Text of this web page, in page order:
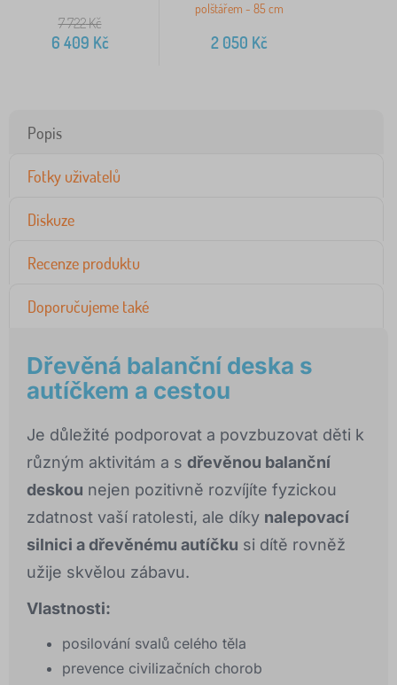
7 722Kč
6 409 Kč
polštářem - 85 cm
2 050 Kč
Popis
Fotky uživatelů
Diskuze
Recenze produktu
Doporučujeme také
Dřevěná balanční deska s
autíčkem a cestou
Je důležité podporovat a povzbuzovat děti k
různým aktivitám a s dřevěnou balanční
deskou nejen pozitivně rozvíjíte fyzickou
zdatnost vaší ratolesti, ale díky nalepovací
silnici a dřevěnému autíčku si dítě rovněž
užije skvělou zábavu.
Vlastnosti:
posilování svalů celého těla
prevence civilizačních chorob